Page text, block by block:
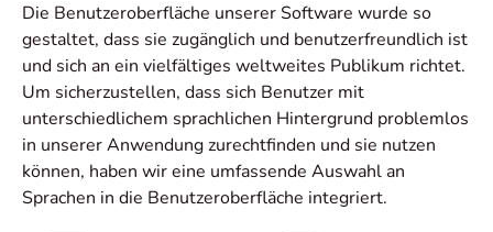
Die Benutzeroberfläche unserer Software wurde so
gestaltet, dass sie zugänglich und benutzerfreundlich ist
und sich an ein vielfältiges weltweites Publikum richtet.
Um sicherzustellen, dass sich Benutzer mit
unterschiedlichem sprachlichen Hintergrund problemlos
in unserer Anwendung zurechtfinden und sie nutzen
können, haben wir eine umfassende Auswahl an
Sprachen in die Benutzeroberfläche integriert.